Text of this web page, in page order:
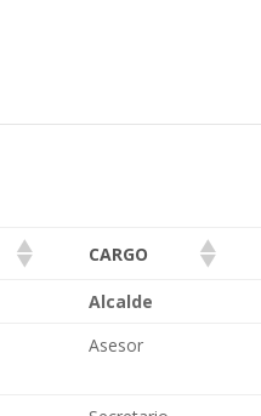
CARGO
Alcalde
Asesor